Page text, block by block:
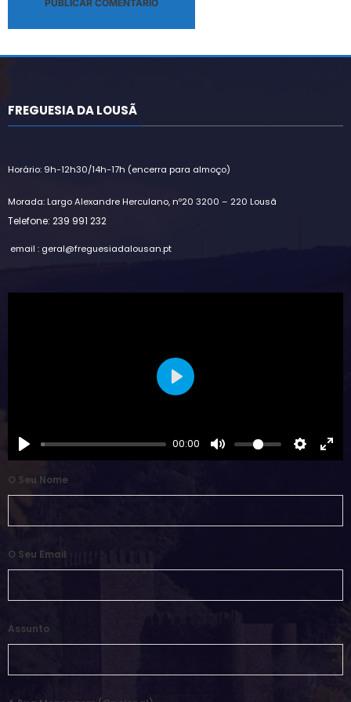
FREGUESIA DA LOUSÃ
Horário: 9h-12h30/14h-17h (encerra para almoço)
Morada: Largo Alexandre Herculano, nº20 3200 – 220 Lousã
Telefone: 239 991 232
email : geral@freguesiadalousan.pt
00:00
Play
O Seu Nome
O Seu Email
Assunto